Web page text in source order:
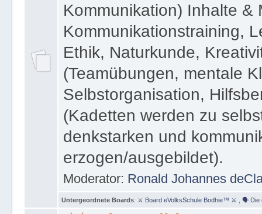
Kommunikation) Inhalte &
Kommunikationstraining,
Ethik, Naturkunde,
(Teamübungen, mentale
Selbstorganisation,
(Kadetten werden zu
denkstarken und
erzogen/ausgebildet).
Moderator: Ronald Johannes
Untergeordnete Boards: ⚔ Board eVolksSchule Bodhie™ ⚔ 🗣 Die